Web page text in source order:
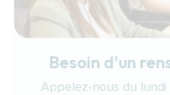
Besoin d'un
Appelez-nous du lundi